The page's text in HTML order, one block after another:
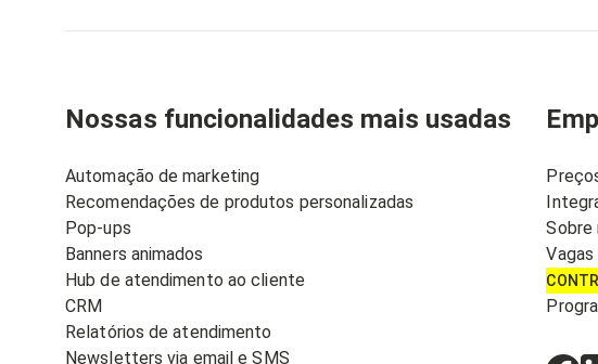
Nossas funcionalidades mais usadas
Automação de marketing
Recomendações de produtos personalizadas
Pop-ups
Banners animados
Hub de atendimento ao cliente
CRM
Relatórios de atendimento
Newsletters via email e SMS
Sobre
Vagas